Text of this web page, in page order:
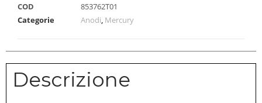
COD
853762T01
Categorie
Anodi, Mercury
Descrizione